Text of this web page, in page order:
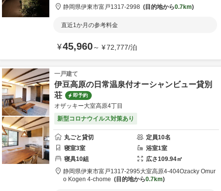
静岡県伊東市富戸1317-2998 目的地から0.7km
直近1か月の参考料金
¥45,960～ ¥72,777/泊
一戸建て
伊豆高原の日常温泉付オーシャンビュー貸別
荘
即予約
オザッキー大室高原4丁目
新型コロナウイルス対策あり
丸ごと貸切 定員10名
寝室3室 浴室1室
寝具10組 広さ109.94㎡
静岡県伊東市富戸1317-2995大室高原4-404Ozacky Omur
o Kogen 4-chome
目的地から0.7km